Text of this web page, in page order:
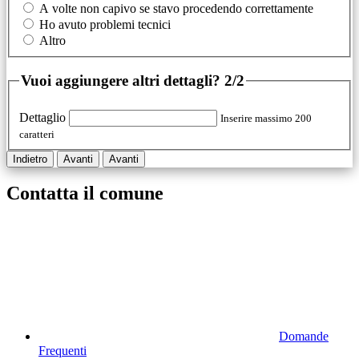
A volte non capivo se stavo procedendo correttamente
Ho avuto problemi tecnici
Altro
Vuoi aggiungere altri dettagli? 2/2
Dettaglio
Inserire massimo 200
caratteri
Indietro Avanti Avanti
Contatta il comune
Domande
Frequenti